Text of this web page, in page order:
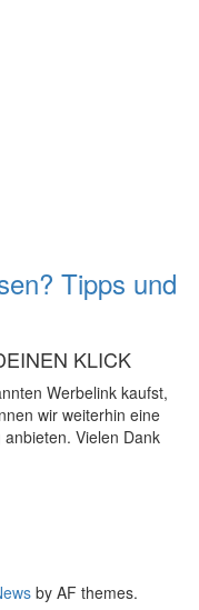
Tipps und
KLICK
Werbelink kaufst,
wir weiterhin eine
Vielen Dank
by AF themes.